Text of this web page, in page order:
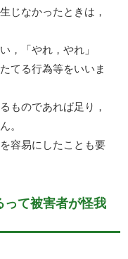
じなかったときは，
，「やれ，やれ」
てる行為等をいいま
ものであれば足り，
。
容易にしたことも要
って被害者が怪我